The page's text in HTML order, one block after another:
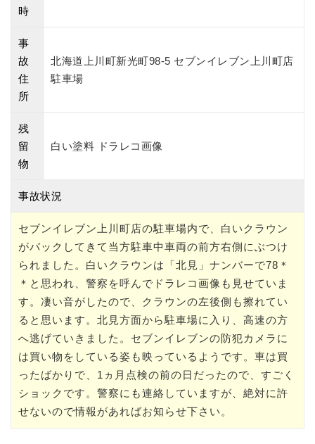
時
事
故
住
所
北海道上川町新光町98-5 セブンイレブン上川町店
駐車場
残
留
物
白い塗料 ドラレコ画像
事故状況
セブンイレブン上川町店の駐車場内で、白いクラウン
がバックしてきて当方駐車中車両の前方右側にぶつけ
られました。白いクラウンは「北見」ナンバーで78＊
＊と思われ、警察を呼んでドラレコ画像も見せていま
す。凄い音がしたので、クラウンの左後側も擦れてい
ると思います。北見方面から駐車場に入り、高速の方
へ逃げていきました。セブンイレブンの防犯カメラに
は買い物をしている姿も映っているようです。車は買
ったばかりで、1ヵ月点検の前の日だったので、すごく
ショックです。警察にも連絡していますが、絶対に許
せないので情報があればお知らせ下さい。